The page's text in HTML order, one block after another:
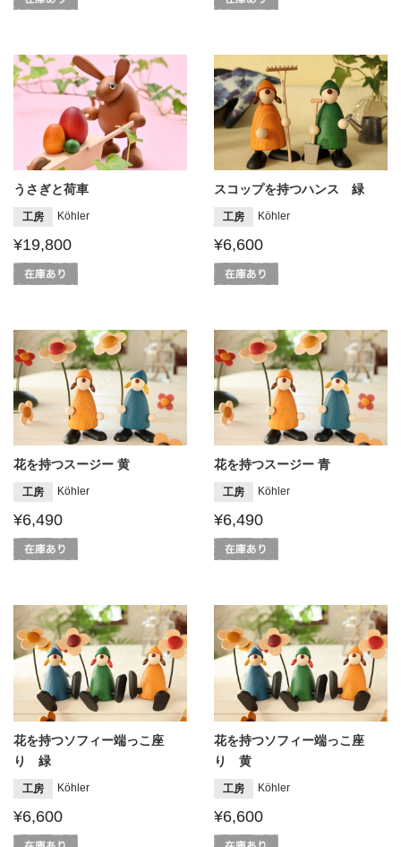
うさぎと荷車
工房 Köhler
¥19,800
スコップを持つハンス 緑
工房 Köhler
¥6,600
花を持つスージー 黄
工房 Köhler
¥6,490
花を持つスージー 青
工房 Köhler
¥6,490
花を持つソフィー端っこ座
り 緑
工房 Köhler
¥6,600
花を持つソフィー端っこ座
り 黄
工房 Köhler
¥6,600